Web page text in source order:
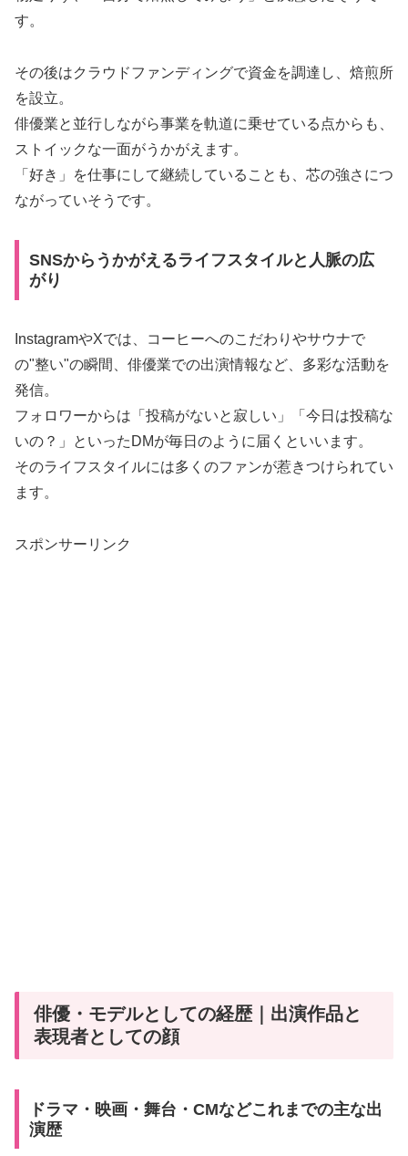
す。
その後はクラウドファンディングで資金を調達し、焙煎所
を設立。
俳優業と並行しながら事業を軌道に乗せている点からも、
ストイックな一面がうかがえます。
「好き」を仕事にして継続していることも、芯の強さにつ
ながっていそうです。
SNSからうかがえるライフスタイルと人脈の広
がり
InstagramやXでは、コーヒーへのこだわりやサウナで
の"整い"の瞬間、俳優業での出演情報など、多彩な活動を
発信。
フォロワーからは「投稿がないと寂しい」「今日は投稿な
いの？」といったDMが毎日のように届くといいます。
そのライフスタイルには多くのファンが惹きつけられてい
ます。
スポンサーリンク
俳優・モデルとしての経歴｜出演作品と
表現者としての顔
ドラマ・映画・舞台・CMなどこれまでの主な出
演歴